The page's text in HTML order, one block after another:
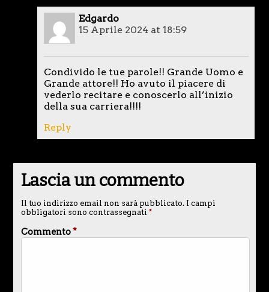
Edgardo
15 Aprile 2024 at 18:59
Condivido le tue parole!! Grande Uomo e
Grande attore!! Ho avuto il piacere di
vederlo recitare e conoscerlo all’inizio
della sua carriera!!!!
Reply
Lascia un commento
Il tuo indirizzo email non sarà pubblicato. I campi
obbligatori sono contrassegnati *
Commento*